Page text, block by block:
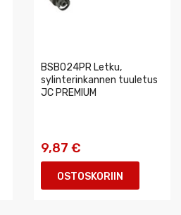
BSB024PR Letku,
sylinterinkannen tuuletus
JC PREMIUM
9,87 €
OSTOSKORIIN